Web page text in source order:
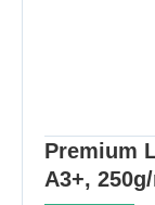
Premium
A3+,